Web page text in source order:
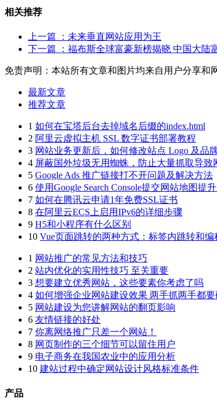
相关推荐
上一篇
：未来垂直网站应用为王
下一篇
：福布斯全球富豪新榜揭晓 中国大陆
免责声明：本站所有文章和图片均来自用户分享和
最新文章
推荐文章
1 如何在宝塔后台去掉域名后缀的index.html
2 阿里云虚拟主机 SSL 数字证书部署教程
3 网站业务更新后，如何修改站点 Logo 及品
4 屏蔽国外垃圾无用蜘蛛，防止大量抓取导致
5 Google Ads 推广链接打不开问题及解决方法
6 使用Google Search Console提交网站地图提
7 如何在腾讯云申请1年免费SSL证书
8 在阿里云ECS上启用IPv6的详细步骤
9 H5和小程序有什么区别
10 Vue页面跳转的两种方式：标签内跳转和编
1 网站推广的常见方法和技巧
2 站内优化的实用性技巧 至关重要
3 想要建立优秀网站，这些要素你考虑了吗
4 如何增强企业网站建设效果 两手抓两手都要
5 网站建设为您讲解网站的翻页影响
6 友情链接的好处
7 你离网络推广只差一个网站！
8 网页制作的三个细节可以留住用户
9 电子商务在我国农业中的应用分析
10 建站过程中确定网站设计风格标准条件
产品